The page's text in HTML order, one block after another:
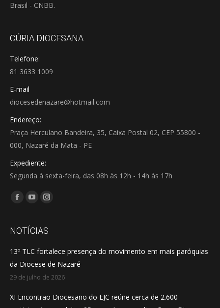
Brasil - CNBB.
CÚRIA DIOCESANA
Telefone:
81 3633 1009
E-mail
diocesedenazare@hotmail.com
Endereço:
Praça Herculano Bandeira, 35, Caixa Postal 02, CEP 55800 -
000, Nazaré da Mata - PE
Expediente:
Segunda à sexta-feira, das 08h às 12h - 14h às 17h
Encontre-nos em:
Facebook
opens
new
window
YouTube
opens
new
window
Instagram
opens
new
window
NOTÍCIAS
13º TLC fortalece presença do movimento em mais paróquias
da Diocese de Nazaré
29 de julho de 2026
XI Encontrão Diocesano do EJC reúne cerca de 2.600